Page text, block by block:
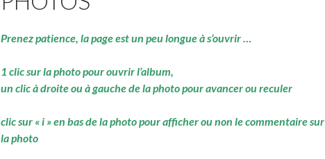
Prenez patience, la page est un peu longue à s’ouvrir …
1 clic sur la photo pour ouvrir l’album,
un clic à droite ou à gauche de la photo pour avancer ou reculer
clic sur « i » en bas de la photo pour afficher ou non le commentaire sur
la photo